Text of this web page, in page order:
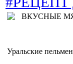
Уральские